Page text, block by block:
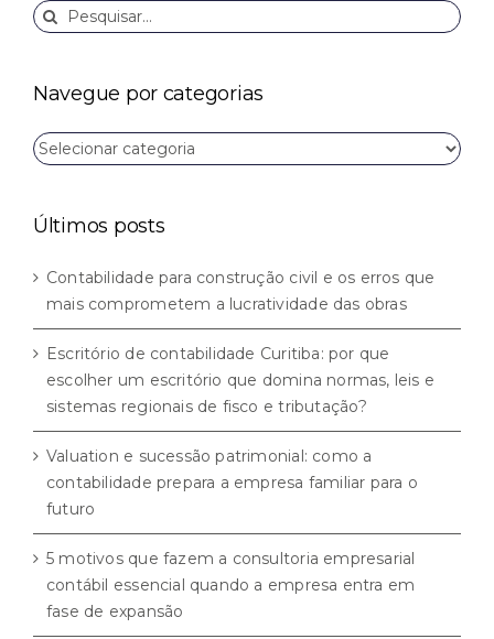
Buscar
resultados
Navegue por categorias
Navegue
por
Últimos posts
Contabilidade para construção civil e os erros que
mais comprometem a lucratividade das obras
Escritório de contabilidade Curitiba: por que
escolher um escritório que domina normas, leis e
sistemas regionais de fisco e tributação?
Valuation e sucessão patrimonial: como a
contabilidade prepara a empresa familiar para o
futuro
5 motivos que fazem a consultoria empresarial
contábil essencial quando a empresa entra em
fase de expansão